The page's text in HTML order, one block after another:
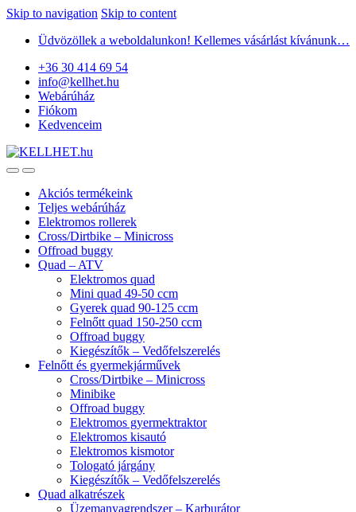
Skip to navigation Skip to content
Üdvözöllek a weboldalunkon! Kellemes vásárlást kívánunk…
+36 30 414 69 54
info@kellhet.hu
Webárúház
Fiókom
Kedvenceim
Akciós termékeink
Teljes webárúház
Elektromos rollerek
Cross/Dirtbike – Minicross
Offroad buggy
Quad – ATV
Elektromos quad
Mini quad 49-50 ccm
Gyerek quad 90-125 ccm
Felnőtt quad 150-250 ccm
Offroad buggy
Kiegészítők – Vedőfelszerelés
Felnőtt és gyermekjárművek
Cross/Dirtbike – Minicross
Minibike
Offroad buggy
Elektromos gyermektraktor
Elektromos kisautó
Elektromos kismotor
Tologató járgány
Kiegészítők – Vedőfelszerelés
Quad alkatrészek
Üzemanyagrendszer – Karburátor